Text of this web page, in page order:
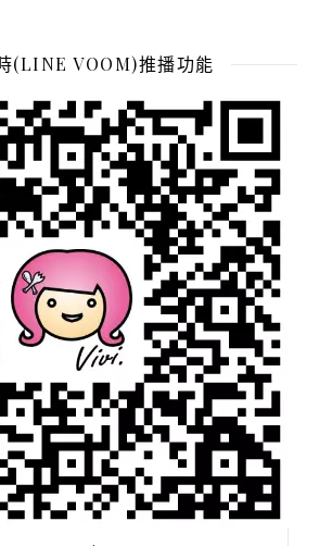
(LINE VOOM)推播功能